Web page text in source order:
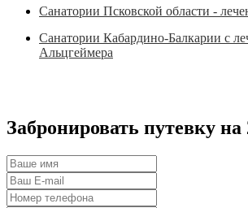
Санатории Псковской области -
Санатории Кабардино-Балкарии с
Альцгеймера
Забронировать путевку на